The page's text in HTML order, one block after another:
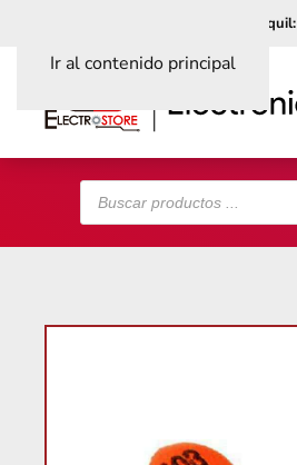
Ir al contenido principal
Guayaquil:
Búsqueda
de
productos